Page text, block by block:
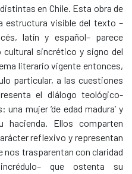
en Chile. Esta obra de
estructura visible del texto –
latín y español– parece
sincrético y signo del
literario vigente entonces,
particular, a las cuestiones
el diálogo teológico-
mujer ‘de edad madura’ y
Ellos comparten
reflexivo y representan
nos trasparentan con claridad
que ostenta su